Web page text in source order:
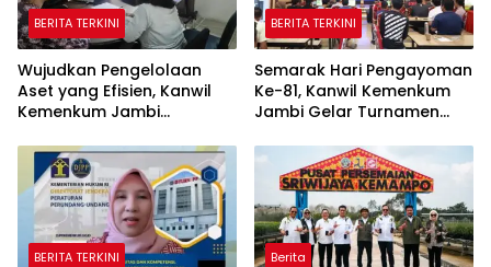
BERITA TERKINI
Wujudkan Pengelolaan
Aset yang Efisien, Kanwil
Kemenkum Jambi
Secara Transparan
BERITA TERKINI
Semarak Hari Pengayoman
Ke-81, Kanwil Kemenkum
Jambi Gelar Turnamen
BERITA TERKINI Berita